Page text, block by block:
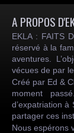
A PROPOS
EKLA : FAITS
réservé à la
aventures.
vécues de par
Créé par Ed &
moment
d’expatriation à
partager ces
Nous espérons